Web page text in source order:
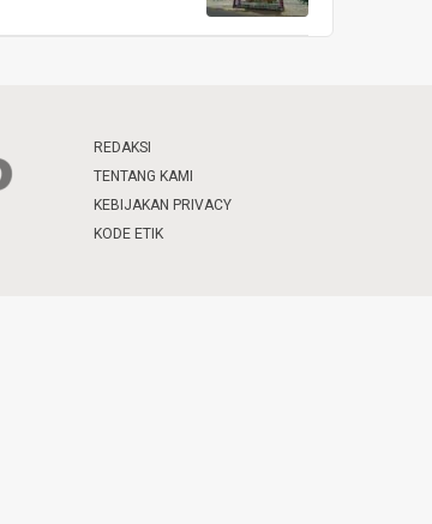
REDAKSI
TENTANG KAMI
KEBIJAKAN PRIVACY
KODE ETIK